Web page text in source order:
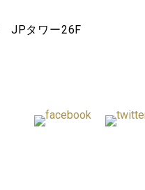
JPタワー26F